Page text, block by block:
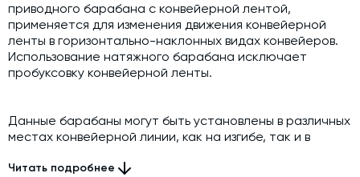
Технический аудит бетонных заводов и производств
Проектирование технологических линий,промышленных
зданий и сооружений
приводного барабана с конвейерной лентой,
применяется для изменения движения конвейерной
ленты в горизонтально-наклонных видах конвейеров.
Использование натяжного барабана исключает
пробуксовку конвейерной ленты.
Данные барабаны могут быть установлены в различных
местах конвейерной линии, как на изгибе, так и в
натяжных барабанов надежно защищает от
Читать подробнее